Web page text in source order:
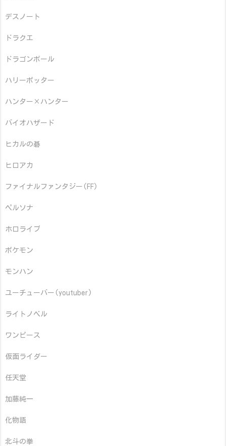
デスノート
ドラクエ
ドラゴンボール
ハリーポッター
ハンター×ハンター
バイオハザード
ヒカルの碁
ヒロアカ
ファイナルファンタジー(FF)
ペルソナ
ホロライブ
ポケモン
モンハン
ユーチューバー(youtuber)
ライトノベル
ワンピース
仮面ライダー
任天堂
加藤純一
化物語
北斗の拳